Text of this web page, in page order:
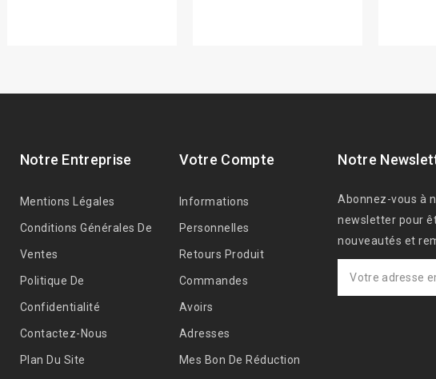
Notre Entreprise
Mentions Légales
Conditions Générales De
Ventes
Politique De
Confidentialité
Contactez-Nous
Plan Du Site
Votre Compte
Informations
Personnelles
Retours Produit
Commandes
Avoirs
Adresses
Mes Bon De Réduction
Notre
Abonnez-vous à
newsletter pour
nouveautés et